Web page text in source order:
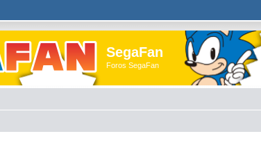
SegaFan
Foros SegaFan